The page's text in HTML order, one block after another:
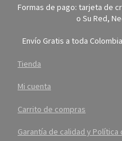
Formas de pago: tarjeta de
o Su Red,
Envío Gratis a toda
Tienda
Mi cuenta
Carrito de compras
Garantía de calidad y